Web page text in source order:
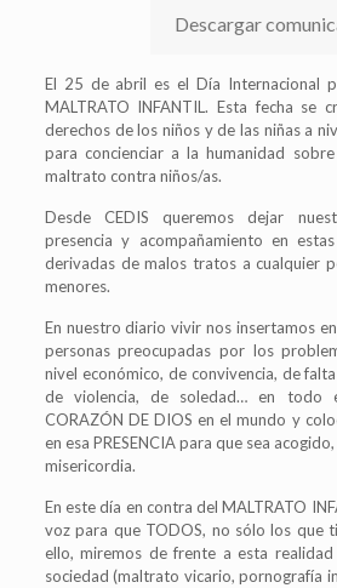
Descargar
El 25 de abril es el Día Internacional
MALTRATO INFANTIL. Esta fecha se
derechos de los niños y de las niñas a
para concienciar a la humanidad
maltrato contra niños/as.
Desde CEDIS queremos dejar
presencia y acompañamiento en
derivadas de malos tratos a cualquier
menores.
En nuestro diario vivir nos insertamos
personas preocupadas por los
nivel económico, de convivencia, de
de violencia, de soledad… en todo
CORAZÓN DE DIOS en el mundo y
en esa PRESENCIA para que sea
misericordia.
En este día en contra del MALTRATO
voz para que TODOS, no sólo los que
ello, miremos de frente a esta realidad
sociedad (maltrato vicario, pornografía